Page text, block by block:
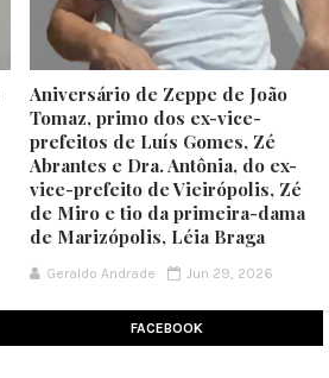
Aniversário de Zeppe de João
Tomaz, primo dos ex-vice-
prefeitos de Luís Gomes, Zé
Abrantes e Dra. Antônia, do ex-
vice-prefeito de Vieirópolis, Zé
de Miro e tio da primeira-dama
de Marizópolis, Léia Braga
Geraldo Andrade Jun 29, 2026
FACEBOOK